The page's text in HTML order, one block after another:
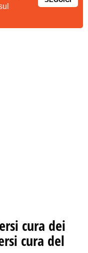
cura dei
cura del